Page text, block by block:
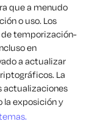
que a menudo
o uso. Los
de temporización-
en
a actualizar
La
actualizaciones
la exposición y